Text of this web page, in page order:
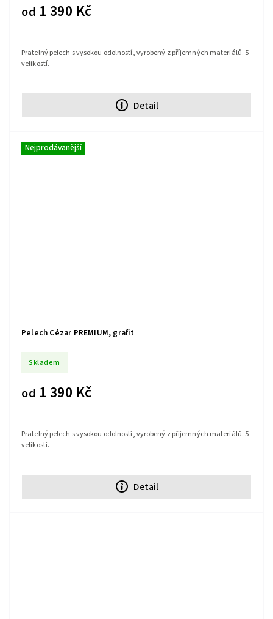
od 1 390 Kč
Detail
Pratelný pelech s vysokou odolností, vyrobený z příjemných materiálů. 5
velikostí.
Nejprodávanější
Pelech Cézar PREMIUM, grafit
Skladem
od 1 390 Kč
Detail
Pratelný pelech s vysokou odolností, vyrobený z příjemných materiálů. 5
velikostí.